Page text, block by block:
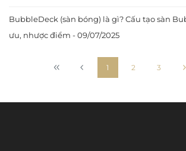
BubbleDeck (sàn bóng) là gì? Cấu tạo sàn
ưu, nhược điểm - 09/07/2025
1 2 3